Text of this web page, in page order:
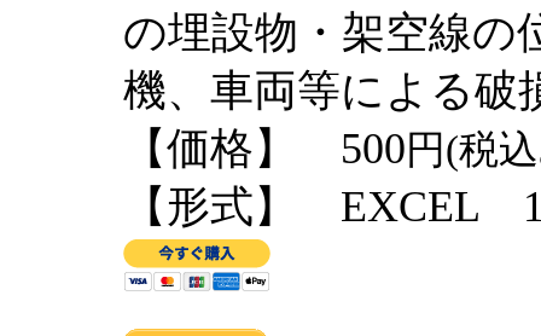
の埋設物・架空線の
機、車両等による破
【価格】 500円(税
【形式】 EXCEL